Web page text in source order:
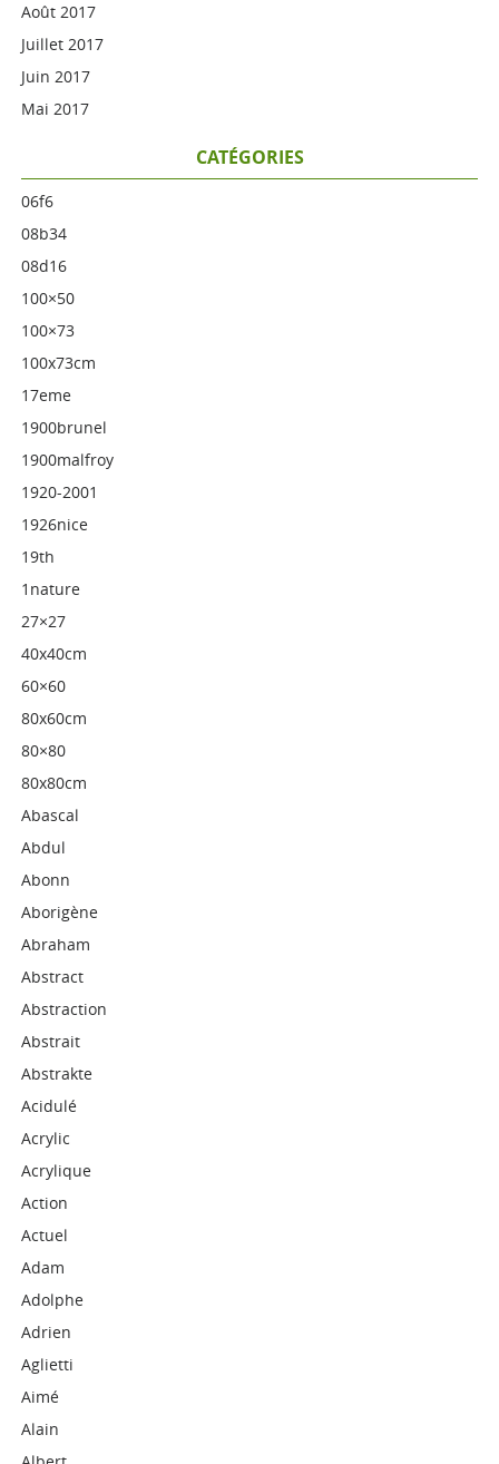
Août 2017
Juillet 2017
Juin 2017
Mai 2017
CATÉGORIES
06f6
08b34
08d16
100×50
100×73
100x73cm
17eme
1900brunel
1900malfroy
1920-2001
1926nice
19th
1nature
27×27
40x40cm
60×60
80x60cm
80×80
80x80cm
Abascal
Abdul
Abonn
Aborigène
Abraham
Abstract
Abstraction
Abstrait
Abstrakte
Acidulé
Acrylic
Acrylique
Action
Actuel
Adam
Adolphe
Adrien
Aglietti
Aimé
Alain